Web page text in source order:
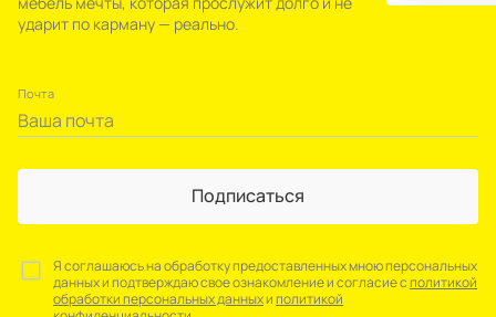
ударит по карману — реально.
Почта
Подписаться
Я соглашаюсь на обработку предоставленных мною персональных
данных и подтверждаю свое ознакомление и согласие сполитикой
обработки персональных данныхиполитикой